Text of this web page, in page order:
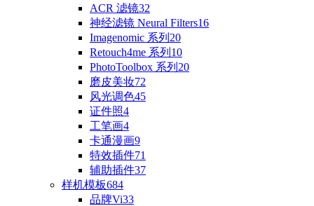
ACR 滤镜32
神经滤镜 Neural Filters16
Imagenomic 系列 20
Retouch4me 系列 10
PhotoToolbox 系列 20
磨皮美妆72
风光调色45
证件照4
工笔画4
卡通漫画9
特效插件71
辅助插件37
样机模板684
品牌Vi33